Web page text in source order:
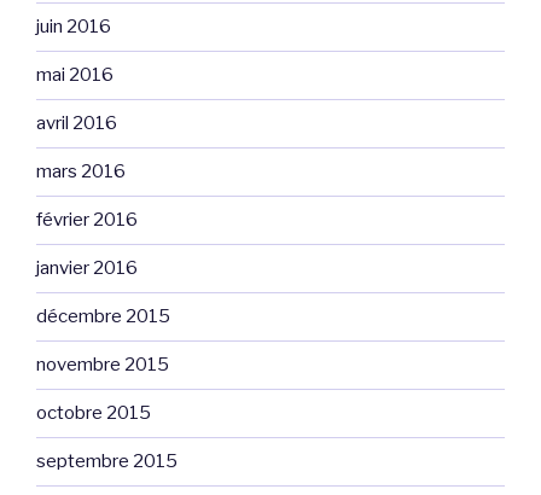
juin 2016
mai 2016
avril 2016
mars 2016
février 2016
janvier 2016
décembre 2015
novembre 2015
octobre 2015
septembre 2015